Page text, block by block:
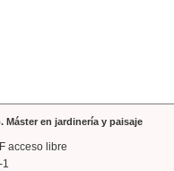
en jardinería y paisaje
acceso libre
1